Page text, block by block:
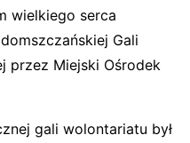
wielkiego serca
Gali
przez Miejski Ośrodek
gali wolontariatu był